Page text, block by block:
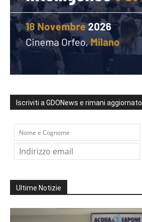
Iscriviti a GDONews e rimani aggiornato
Ultime Notizie